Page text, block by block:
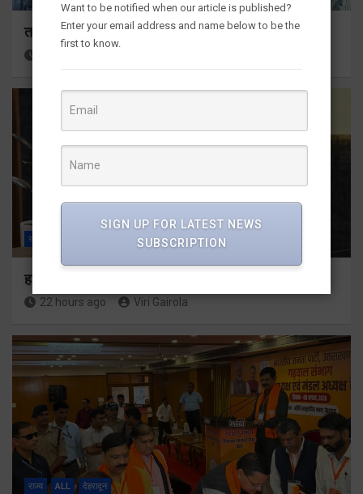
तकनीकी शिक्षा विभाग प्रदेशभर में आयोजित करेगा रोजगार मेले
राज्य
हर घर तिरंगा अभियान को जन-जन तक पहुंचाने की तैयारी
22 hours ago Viri Gairola
राज्य ALL देहरादून
Want to be notified when our article is published?
Enter your email address and name below to be the
first to know.
SIGN UP FOR LATEST NEWS
SUBSCRIPTION